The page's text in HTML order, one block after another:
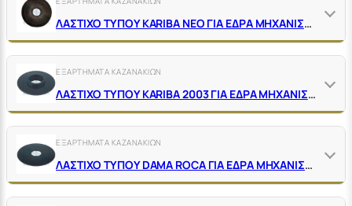
ΛΑΣΤΙΧΟ ΤΥΠΟΥ KARIBA ΝΕΟ ΓΙΑ ΕΔΡΑ ΜΗΧΑΝΙΣΜΟΥ
ΕΞΑΡΤΗΜΑΤΑ ΚΑΖΑΝΑΚΙΩΝ
ΛΑΣΤΙΧΟ ΤΥΠΟΥ KARIBA 2003 ΓΙΑ ΕΔΡΑ ΜΗΧΑΝΙΣΜΟΥ
ΕΞΑΡΤΗΜΑΤΑ ΚΑΖΑΝΑΚΙΩΝ
ΛΑΣΤΙΧΟ ΤΥΠΟΥ DAMA ROCA ΓΙΑ ΕΔΡΑ ΜΗΧΑΝΙΣΜΟΥ